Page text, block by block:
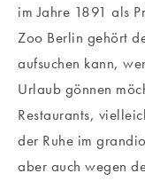
im Jahre 1891 als
Zoo Berlin gehört
aufsuchen kann,
Urlaub gönnen
Restaurants,
der Ruhe im
aber auch wegen